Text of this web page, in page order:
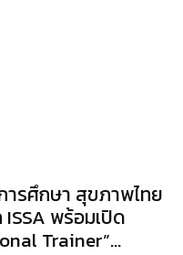
รศึกษา สุขภาพไทย
พร้อมเปิด
Trainer”...